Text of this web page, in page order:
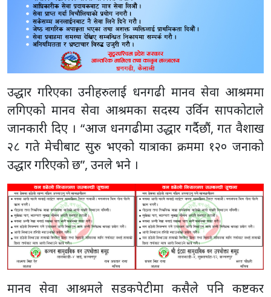
उद्धार गरिएका उनीहरुलाई धनगढी मानव सेवा आश्रममा
लगिएको मानव सेवा आश्रमका सदस्य उर्विन सापकोटाले
जानकारी दिए । “आज धनगढीमा उद्धार गर्दैछौं, गत वैशाख
२८ गते मेचीबाट सुरु भएको यात्राका क्रममा १२० जनाको
उद्धार गरिएको छ”, उनले भने ।
मानव सेवा आश्रमले सडकपेटीमा कसैले पनि कष्टकर